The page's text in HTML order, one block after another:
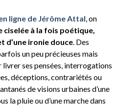
ligne de Jérôme Attal, on
ciselée à la fois poétique,
d’une ironie douce. Des
un peu précieuses mais
ses pensées, interrogations
déceptions, contrariétés ou
de visions urbaines d’une
la pluie ou d’une marche dans